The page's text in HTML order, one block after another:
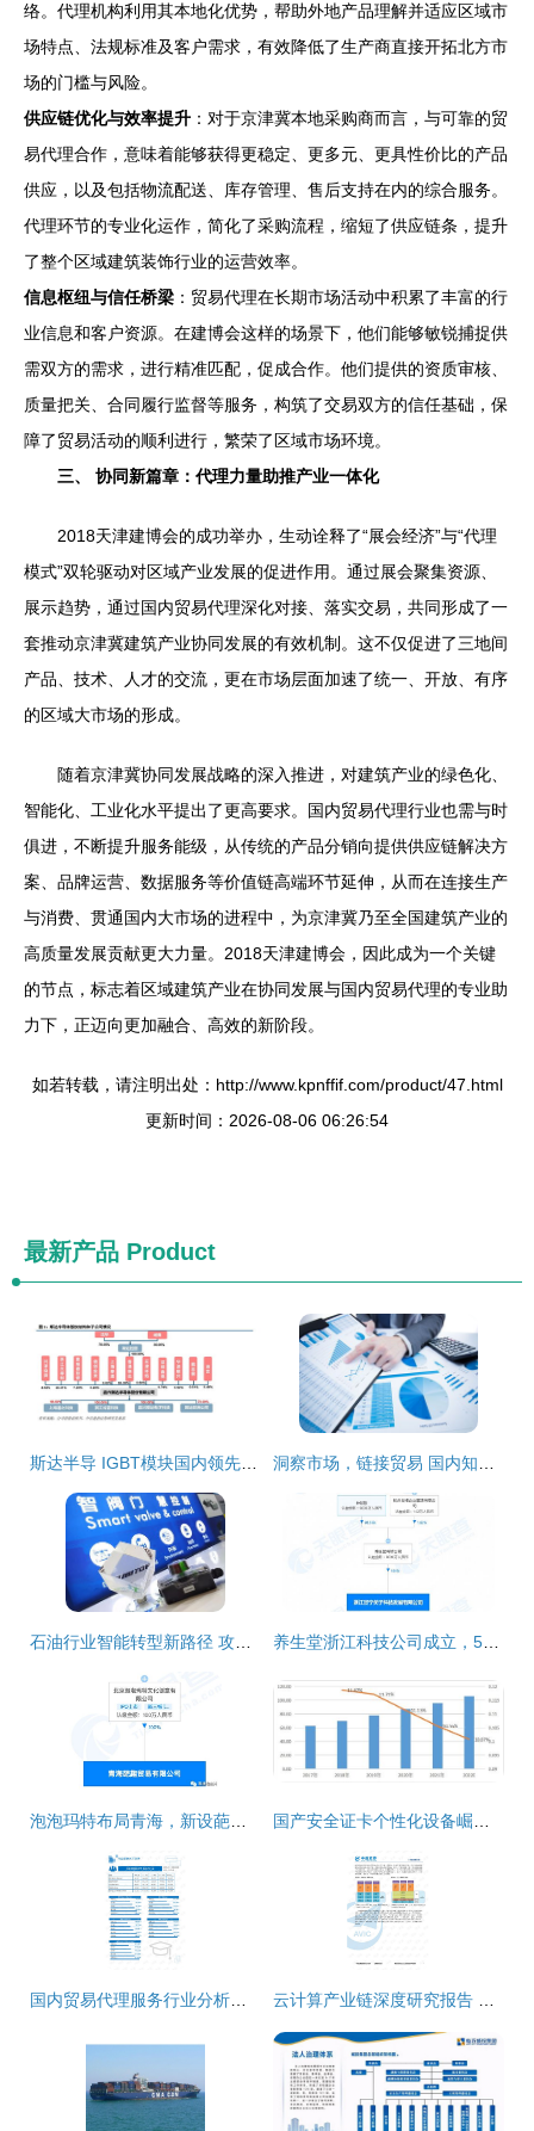
络。代理机构利用其本地化优势，帮助外地产品理解并适应区域市
场特点、法规标准及客户需求，有效降低了生产商直接开拓北方市
场的门槛与风险。
供应链优化与效率提升 ：对于京津冀本地采购商而言，与可靠的贸
易代理合作，意味着能够获得更稳定、更多元、更具性价比的产品
供应，以及包括物流配送、库存管理、售后支持在内的综合服务。
代理环节的专业化运作，简化了采购流程，缩短了供应链条，提升
了整个区域建筑装饰行业的运营效率。
信息枢纽与信任桥梁 ：贸易代理在长期市场活动中积累了丰富的行
业信息和客户资源。在建博会这样的场景下，他们能够敏锐捕捉供
需双方的需求，进行精准匹配，促成合作。他们提供的资质审核、
质量把关、合同履行监督等服务，构筑了交易双方的信任基础，保
障了贸易活动的顺利进行，繁荣了区域市场环境。
三、 协同新篇章：代理力量助推产业一体化
2018天津建博会的成功举办，生动诠释了“展会经济”与“代理
模式”双轮驱动对区域产业发展的促进作用。通过展会聚集资源、
展示趋势，通过国内贸易代理深化对接、落实交易，共同形成了一
套推动京津冀建筑产业协同发展的有效机制。这不仅促进了三地间
产品、技术、人才的交流，更在市场层面加速了统一、开放、有序
的区域大市场的形成。
随着京津冀协同发展战略的深入推进，对建筑产业的绿色化、
智能化、工业化水平提出了更高要求。国内贸易代理行业也需与时
俱进，不断提升服务能级，从传统的产品分销向提供供应链解决方
案、品牌运营、数据服务等价值链高端环节延伸，从而在连接生产
与消费、贯通国内大市场的进程中，为京津冀乃至全国建筑产业的
高质量发展贡献更大力量。2018天津建博会，因此成为一个关键
的节点，标志着区域建筑产业在协同发展与国内贸易代理的专业助
力下，正迈向更加融合、高效的新阶段。
如若转载，请注明出处：http://www.kpnffif.com/product/47.html
更新时间：2026-08-06 06:26:54
最新产品 Product